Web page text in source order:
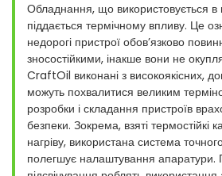
Обладнання, що використовується в
піддається термічному впливу. Це
недорогі пристрої обов’язково
зносостійкими, інакше вони не
CraftOil виконані з високоякісних,
можуть похвалитися великим
розробки і складання пристроїв
безпеки. Зокрема, взяті термостійкі
нагріву, використана система
полегшує налаштування апаратури.